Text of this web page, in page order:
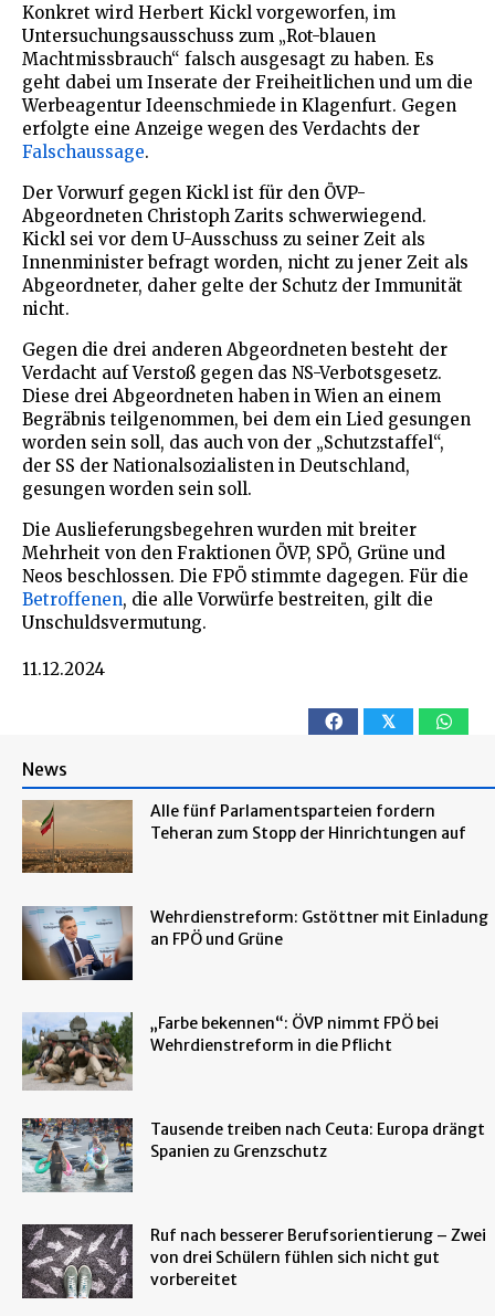
Konkret wird Herbert Kickl vorgeworfen, im
Untersuchungsausschuss zum „Rot-blauen
Machtmissbrauch“ falsch ausgesagt zu haben. Es
geht dabei um Inserate der Freiheitlichen und um die
Werbeagentur Ideenschmiede in Klagenfurt. Gegen
erfolgte eine Anzeige wegen des Verdachts der
Falschaussage.
Der Vorwurf gegen Kickl ist für den ÖVP-
Abgeordneten Christoph Zarits schwerwiegend.
Kickl sei vor dem U-Ausschuss zu seiner Zeit als
Innenminister befragt worden, nicht zu jener Zeit als
Abgeordneter, daher gelte der Schutz der Immunität
nicht.
Gegen die drei anderen Abgeordneten besteht der
Verdacht auf Verstoß gegen das NS-Verbotsgesetz.
Diese drei Abgeordneten haben in Wien an einem
Begräbnis teilgenommen, bei dem ein Lied gesungen
worden sein soll, das auch von der „Schutzstaffel“,
der SS der Nationalsozialisten in Deutschland,
gesungen worden sein soll.
Die Auslieferungsbegehren wurden mit breiter
Mehrheit von den Fraktionen ÖVP, SPÖ, Grüne und
Neos beschlossen. Die FPÖ stimmte dagegen. Für die
Betroffenen, die alle Vorwürfe bestreiten, gilt die
Unschuldsvermutung.
11.12.2024
𝕏
News
Alle fünf Parlamentsparteien fordern
Teheran zum Stopp der Hinrichtungen auf
Wehrdienstreform: Gstöttner mit Einladung
an FPÖ und Grüne
„Farbe bekennen“: ÖVP nimmt FPÖ bei
Wehrdienstreform in die Pflicht
Tausende treiben nach Ceuta: Europa drängt
Spanien zu Grenzschutz
Ruf nach besserer Berufsorientierung – Zwei
von drei Schülern fühlen sich nicht gut
vorbereitet